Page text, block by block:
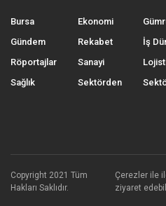
Bursa
Gündem
Röportajlar
Sağlık
Ekonomi
Rekabet
Sanayi
Sektörden
İş
Copyright 2021 Tüm
Hakları Saklıdır.
Çerezler ile
ziyaret